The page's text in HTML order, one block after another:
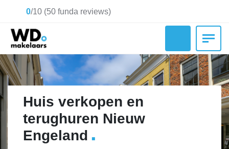
0/10 (50 funda reviews)
Huis verkopen en
terughuren Nieuw
Engeland .